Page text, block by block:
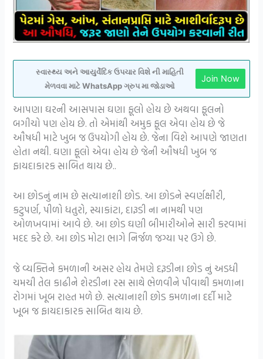
સ્વાસ્થ્ય અને આયુર્વેદિક ઉપચાર વિશે ની માહિતી
મેળવવા માટે WhatsApp ગ્રુપ મા જોડાઓ
Join Now
આપણા ઘરની આસપાસ ઘણા ફૂલો હોય છે અથવા ફૂલનો
બગીચો પણ હોય છે. તો એમાંથી અમુક ફૂલ એવા હોય છે જે
ઔષધી માટે ખુબ જ ઉપયોગી હોય છે. જેના વિશે આપણે જાણતા
હોતા નથી. ઘણા ફૂલો એવા હોય છે જેની ઔષધી ખુબ જ
ફાયદાકારક સાબિત થાય છે..
આ છોડનું નામ છે સત્યાનાશી છોડ. આ છોડને સ્વર્ણક્ષીરી,
કટુપર્ણ, પીળો ધતુરો, સ્યાકાંટા, દારૂડી ના નામથી પણ
ઓળખવામાં આવે છે. આ છોડ ઘણી બીમારીઓને સારી કરવામાં
મદદ કરે છે. આ છોડ મોટા ભાગે નિર્જળ જગ્યા પર ઉગે છે.
જે વ્યક્તિને કમળાની અસર હોય તેમણે દરૂડીના છોડ નું અડધી
ચમચી તેલ કાઢીને શેરડીના રસ સાથે ભેળવીને પીવાથી કમળાના
રોગમાં ખૂબ રાહત મળે છે. સત્યાનાશી છોડ કમળાના દર્દી માટે
ખૂબ જ ફાયદાકારક સાબિત થાય છે.